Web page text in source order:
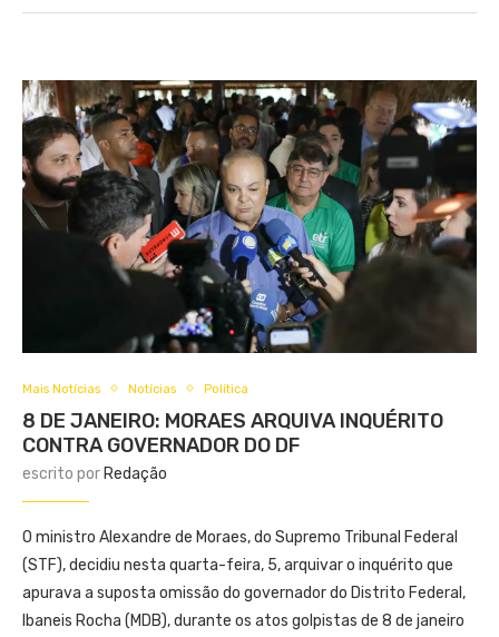
Mais Notícias Notícias Política
8 DE JANEIRO: MORAES ARQUIVA INQUÉRITO
CONTRA GOVERNADOR DO DF
escrito por Redação
O ministro Alexandre de Moraes, do Supremo Tribunal Federal
(STF), decidiu nesta quarta-feira, 5, arquivar o inquérito que
apurava a suposta omissão do governador do Distrito Federal,
Ibaneis Rocha (MDB), durante os atos golpistas de 8 de janeiro